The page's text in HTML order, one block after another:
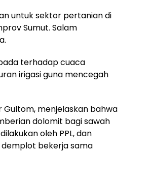
untuk sektor pertanian di
Sumut. Salam
terhadap cuaca
irigasi guna mencegah
Gultom, menjelaskan bahwa
dolomit bagi sawah
oleh PPL, dan
bekerja sama